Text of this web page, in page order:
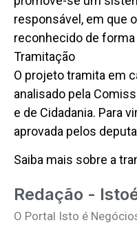
responsável, em que
reconhecido de forma
Tramitação
O projeto tramita em
analisado pela
e de Cidadania. Para
aprovada pelos
Saiba mais sobre a
Redação -
O Portal Isto é